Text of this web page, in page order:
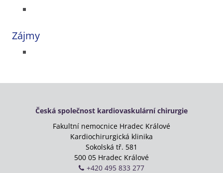
Zájmy
Česká společnost kardiovaskulární chirurgie
Fakultní nemocnice Hradec Králové
Kardiochirurgická klinika
Sokolská tř. 581
500 05 Hradec Králové
+420 495 833 277